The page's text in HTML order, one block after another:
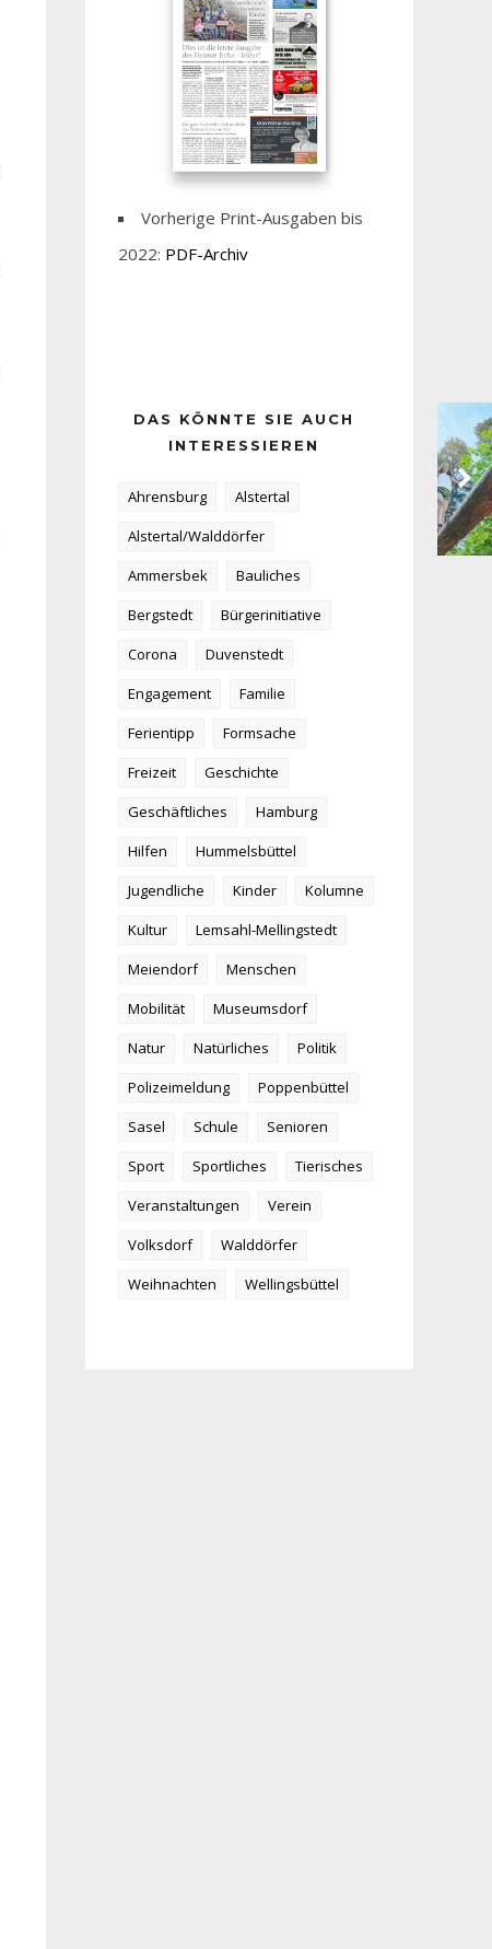
Vorherige Print-Ausgaben bis
2022: PDF-Archiv
DAS KÖNNTE SIE AUCH
INTERESSIEREN
Ahrensburg
Alstertal
Alstertal/Walddörfer
Ammersbek
Bauliches
Bergstedt
Bürgerinitiative
Corona
Duvenstedt
Engagement
Familie
Ferientipp
Formsache
Freizeit
Geschichte
Geschäftliches
Hamburg
Hilfen
Hummelsbüttel
Jugendliche
Kinder
Kolumne
Kultur
Lemsahl-Mellingstedt
Meiendorf
Menschen
Mobilität
Museumsdorf
Natur
Natürliches
Politik
Polizeimeldung
Poppenbüttel
Sasel
Schule
Senioren
Sport
Sportliches
Tierisches
Veranstaltungen
Verein
Volksdorf
Walddörfer
Weihnachten
Wellingsbüttel